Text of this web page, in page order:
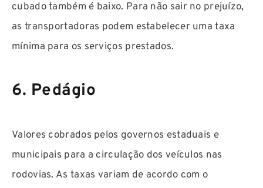
cubado também é baixo. Para não sair no prejuízo,
as transportadoras podem estabelecer uma taxa
mínima para os serviços prestados.
6. Pedágio
Valores cobrados pelos governos estaduais e
municipais para a circulação dos veículos nas
rodovias. As taxas variam de acordo com o